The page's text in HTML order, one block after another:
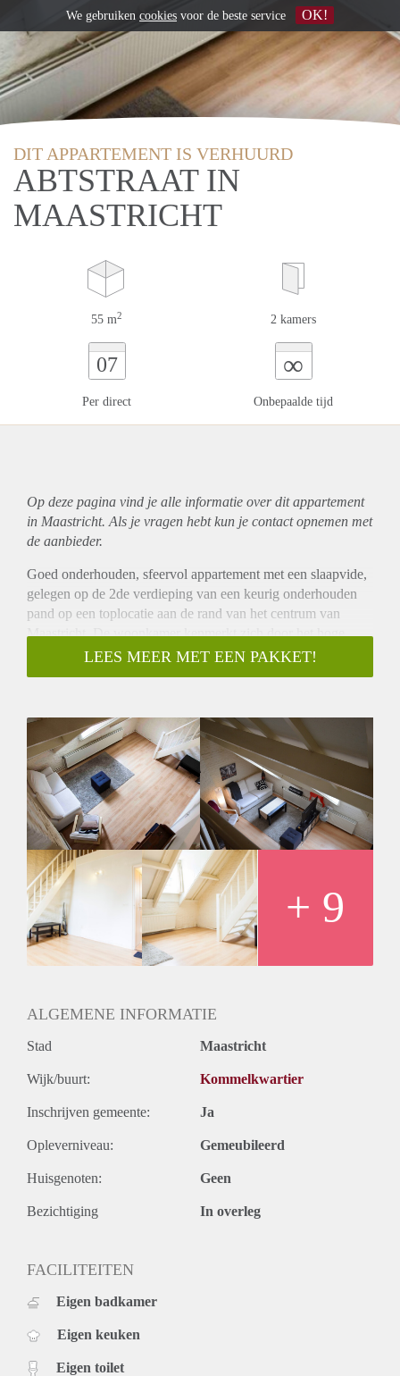
DIT APPARTEMENT IS VERHUURD
ABTSTRAAT IN
MAASTRICHT
55 m2 2 kamers
07
Per direct
∞
Onbepaalde tijd
Op deze pagina vind je alle informatie over ditappartement
in Maastricht. Als je vragen hebt kun je contact opnemen met
de aanbieder.
Goed onderhouden, sfeervol appartement met een slaapvide,
gelegen op de 2de verdieping van een keurig onderhouden
pand op een toplocatie aan de rand van het centrum van
Maastricht. De woonkamer kenmerkt zich door het hoge
plafond. Vanuit de woonkamer is de royale vide te bereiken,
wat in gebruik is als de slaapkamer. De gesloten leefkeuken
badkamer is uitgerust met een douche cabine, wastafel en
toilet.
Huurgegevens:
- De huurprijs incl. servicekosten /water en excl. gas en
elektra bedraagt € 950,- per maand.
- De waarborgsom bedraagt € 950,-
- De minimale huurperiode bedraagt 12 maanden.
Niet geschikt voor studerende woningdelers en huisdieren
zijn helaas ook niet toegestaan.
LEES MEER MET EEN PAKKET!
+ 9
ALGEMENE INFORMATIE
Stad Maastricht
Wijk/buurt: Kommelkwartier
Inschrijven gemeente: Ja
Opleverniveau: Gemeubileerd
Huisgenoten: Geen
Bezichtiging In overleg
FACILITEITEN
Eigen badkamer
Eigen keuken
Eigen toilet
We gebruiken cookies voor de beste service OK!